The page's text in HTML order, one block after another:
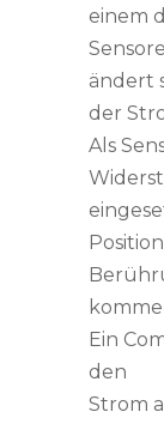
einem
ändert
der
Als
Ein
den
Strom